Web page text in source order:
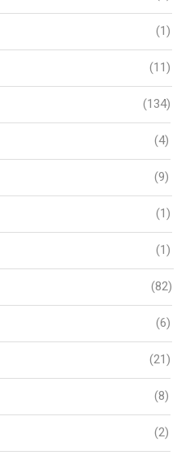
(1)
(11)
(134)
(4)
(9)
(1)
(1)
(82)
(6)
(21)
(8)
(2)